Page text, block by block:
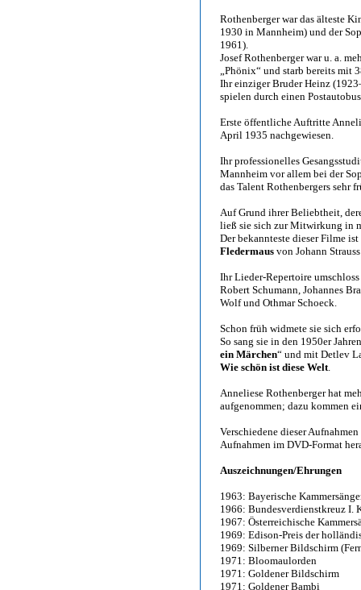
Rothenberger war das älteste
1930 in Mannheim) und der
1961).
Josef Rothenberger war u. a.
„Phönix“ und starb bereits mit
Ihr einziger Bruder Heinz
spielen durch einen
Erste öffentliche Auftritte
April 1935 nachgewiesen.
Ihr professionelles
Mannheim vor allem bei der
das Talent Rothenbergers sehr
Auf Grund ihrer Beliebtheit,
ließ sie sich zur Mitwirkung in
Der bekannteste dieser Filme
Fledermaus von Johann
Ihr Lieder-Repertoire
Robert Schumann, Johannes
Wolf und Othmar Schoeck.
Schon früh widmete sie sich
So sang sie in den 1950er
ein Märchen“ und mit Detlev
Wie schön ist diese Welt.
Anneliese Rothenberger hat
aufgenommen; dazu kommen
Verschiedene dieser
Aufnahmen im DVD-Format
Auszeichnungen/Ehrungen
1963: Bayerische
1966: Bundesverdienstkreuz I.
1967: Österreichische
1969: Edison-Preis der
1969: Silberner Bildschirm
1971: Bloomaulorden
1971: Goldener Bildschirm
1971: Goldener Bambi